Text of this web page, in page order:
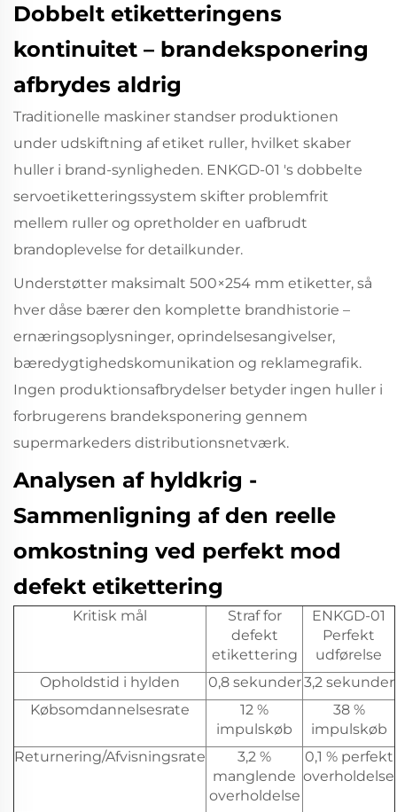
Dobbelt etiketteringens
kontinuitet – brandeksponering
afbrydes aldrig
Traditionelle maskiner standser produktionen
under udskiftning af etiket ruller, hvilket skaber
huller i brand-synligheden. ENKGD-01 's dobbelte
servoetiketteringssystem skifter problemfrit
mellem ruller og opretholder en uafbrudt
brandoplevelse for detailkunder.
Understøtter maksimalt 500×254 mm etiketter, så
hver dåse bærer den komplette brandhistorie –
ernæringsoplysninger, oprindelsesangivelser,
bæredygtighedskomunikation og reklamegrafik.
Ingen produktionsafbrydelser betyder ingen huller i
forbrugerens brandeksponering gennem
supermarkeders distributionsnetværk.
Analysen af hyldkrig -
Sammenligning af den reelle
omkostning ved perfekt mod
defekt etikettering
Kritisk mål
Straf for
defekt
etikettering
ENKGD-01
Perfekt
udførelse
Opholdstid i hylden
0,8 sekunder3,2 sekunder
Købsomdannelsesrate
12 %
impulskøb
38 %
impulskøb
Returnering/Afvisningsrate
3,2 %
manglende
overholdelse
0,1 % perfekt
overholdelse